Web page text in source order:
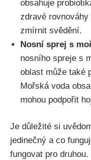
obsahuje
zdravé
zmírnit svědění.
Nosní‌ sprej ‍s
nosního spreje s
oblast může také
Mořská voda‍
mohou podpořit
Je důležité​ si
jedinečný a co
fungovat pro